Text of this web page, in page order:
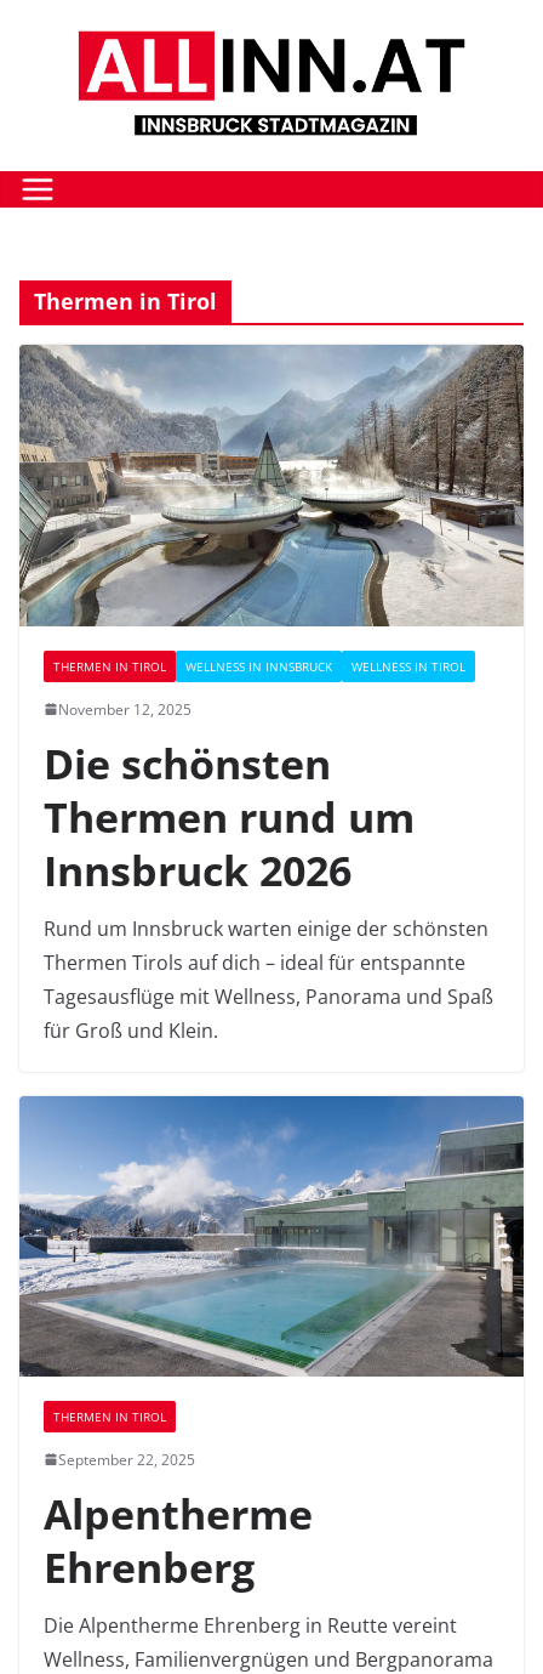
Thermen in Tirol
THERMEN IN TIROL WELLNESS IN INNSBRUCK WELLNESS IN TIROL
November 12, 2025
Die schönsten
Thermen rund um
Innsbruck 2026
Rund um Innsbruck warten einige der schönsten
Thermen Tirols auf dich – ideal für entspannte
Tagesausflüge mit Wellness, Panorama und Spaß
für Groß und Klein.
THERMEN IN TIROL
September 22, 2025
Alpentherme
Ehrenberg
Die Alpentherme Ehrenberg in Reutte vereint
Wellness, Familienvergnügen und Bergpanorama